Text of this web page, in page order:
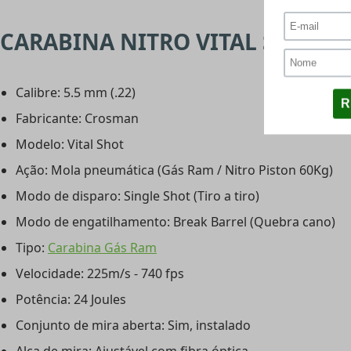
CARABINA NITRO VITAL SHOT -
Calibre: 5.5 mm (.22)
Fabricante: Crosman
Modelo: Vital Shot
Ação: Mola pneumática (Gás Ram / Nitro Piston 60Kg)
Modo de disparo: Single Shot (Tiro a tiro)
Modo de engatilhamento: Break Barrel (Quebra cano)
Tipo: Carabina Gás Ram
Velocidade: 225m/s - 740 fps
Potência: 24 Joules
Conjunto de mira aberta: Sim, instalado